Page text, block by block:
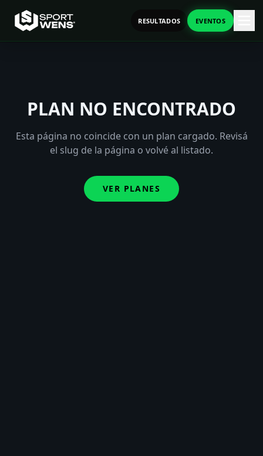
RESULTADOS EVENTOS
PLAN NO ENCONTRADO
Esta página no coincide con un plan cargado. Revisá
el slug de la página o volvé al listado.
VER PLANES